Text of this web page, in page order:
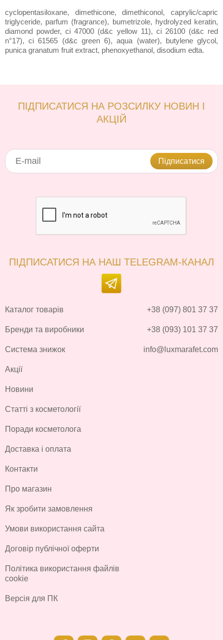
cyclopentasiloxane, dimethicone, dimethiconol, caprylic/capric
triglyceride, parfum (fragrance), bumetrizole, hydrolyzed keratin,
diamond powder, ci 47000 (d&c yellow 11), ci 26100 (d&c red
n°17), ci 61565 (d&c green 6), aqua (water), butylene glycol,
punica granatum fruit extract, phenoxyethanol, disodium edta.
ПІДПИСАТИСЯ НА РОЗСИЛКУ НОВИН І
АКЦІЙ
Підписатися
ПІДПИСАТИСЯ НА НАШ TELEGRAM-КАНАЛ
Каталог товарів
Бренди та виробники
Система знижок
Акції
Новини
Статті з косметології
Поради косметолога
Доставка і оплата
Контакти
Про магазин
Як зробити замовлення
Умови використання сайта
Договір публічної оферти
Політика використання файлів
cookie
Версія для ПК
+38 (097) 801 37 37
+38 (093) 101 37 37
info@luxmarafet.com